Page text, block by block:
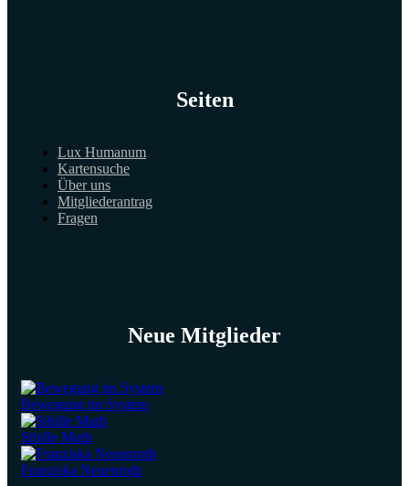
Seiten
Lux Humanum
Kartensuche
Über uns
Mitgliederantrag
Fragen
Neue Mitglieder
Bewegung im System
Sibille Muth
Franziska Neuenroth